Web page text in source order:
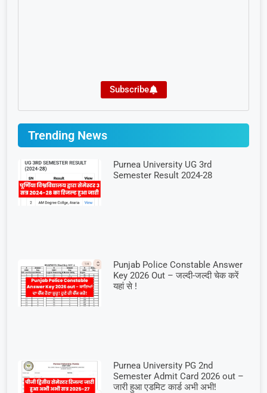
Subscribe
Trending News
Purnea University UG 3rd
Semester Result 2024-28
Punjab Police Constable Answer
Key 2026 Out – जल्दी-जल्दी चेक करें
यहां से !
Purnea University PG 2nd
Semester Admit Card 2026 out –
जारी हुआ एडमिट कार्ड अभी अभी!